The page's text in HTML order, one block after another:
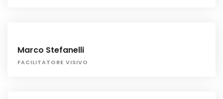
Marco Stefanelli
FACILITATORE VISIVO